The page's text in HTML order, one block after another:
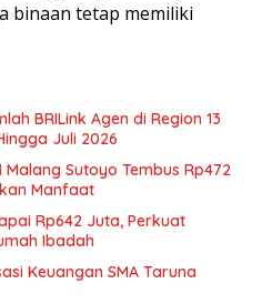
binaan tetap memiliki
BRILink Agen di Region 13
Juli 2026
Malang Sutoyo Tembus Rp472
Manfaat
Rp642 Juta, Perkuat
Ibadah
Keuangan SMA Taruna